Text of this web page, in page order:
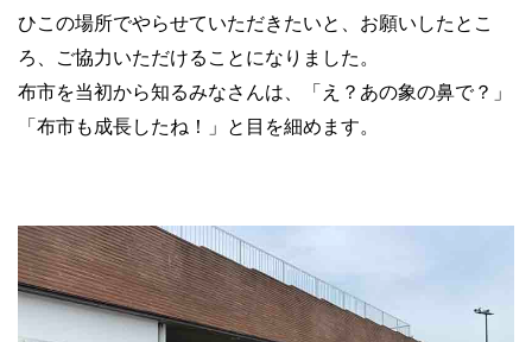
ひこの場所でやらせていただきたいと、お願いしたとこ
ろ、ご協力いただけることになりました。
布市を当初から知るみなさんは、「え？あの象の鼻で？」
「布市も成長したね！」と目を細めます。